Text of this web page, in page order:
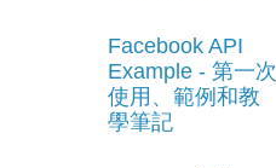
Facebook API
Example - 第一次
使用、範例和教
學筆記